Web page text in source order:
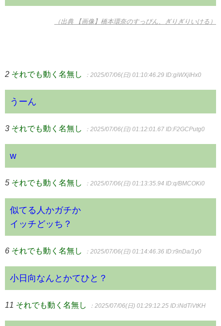
（出典 【画像】橋本環奈のすっぴん、ぎりぎりいける）
2 それでも動く名無し ：2025/07/06(日) 01:10:46.29 ID:giWXjIHx0
うーん
3 それでも動く名無し ：2025/07/06(日) 01:12:01.67 ID:F2GCPutg0
w
5 それでも動く名無し ：2025/07/06(日) 01:13:35.94 ID:q/BMCOKi0
似てる人かガチか
イッチどッち？
6 それでも動く名無し ：2025/07/06(日) 01:14:46.36 ID:r9nDa/1y0
小日向なんとかてひと？
11 それでも動く名無し ：2025/07/06(日) 01:29:12.25 ID:iNdTiVtKH